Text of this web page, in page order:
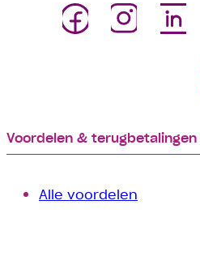
Voordelen & terugbetalingen
Alle voordelen